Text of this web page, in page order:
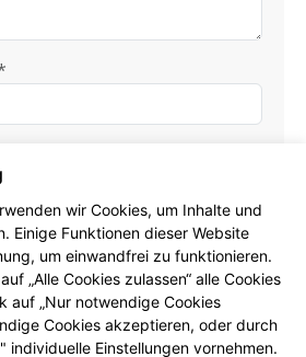
zur
wir Cookies, um Inhalte und
Einige Funktionen dieser Website
um einwandfrei zu funktionieren.
„Alle Cookies zulassen“ alle Cookies
auf „Nur notwendige Cookies
Cookies akzeptieren, oder durch
individuelle Einstellungen vornehmen.